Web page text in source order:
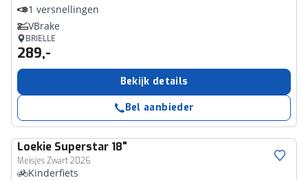
1 versnellingen
VBrake
BRIELLE
289,-
Bekijk details
Bel aanbieder
Loekie Superstar 18"
Meisjes Zwart 2026
Kinderfiets